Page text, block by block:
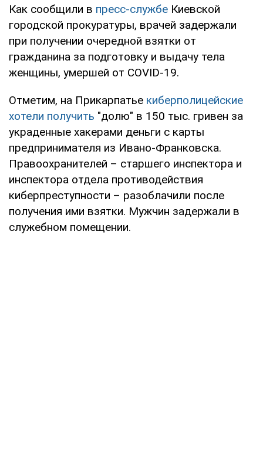
Как сообщили в пресс-службе Киевской
городской прокуратуры, врачей задержали
при получении очередной взятки от
гражданина за подготовку и выдачу тела
женщины, умершей от COVID-19.
Отметим, на Прикарпатье киберполицейские
хотели получить "долю" в 150 тыс. гривен за
украденные хакерами деньги с карты
предпринимателя из Ивано-Франковска.
Правоохранителей – старшего инспектора и
инспектора отдела противодействия
киберпреступности – разоблачили после
получения ими взятки. Мужчин задержали в
служебном помещении.